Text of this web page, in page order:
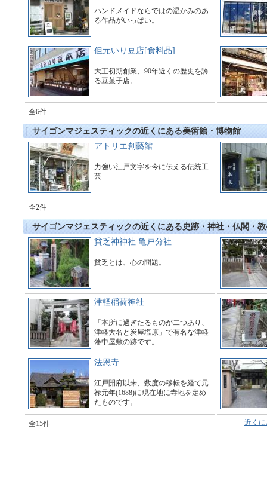
ハンドメイドならではの温かみのあ
る作品がいっぱい。
但元いり豆店[食料品]
大正初期創業、90年近くの歴史を誇
る豆菓子店。
全6件
サイゴンマジェスティックの近くにある美術館・博物館
アトリエ創藝館
力強い江戸文字を今に伝える伝統工
芸
全2件
サイゴンマジェスティックの近くにある史跡・神社・仏閣・教
貧乏神神社 亀戸分社
貧乏とは、心の問題。
津軽稲荷神社
「本所に過ぎたるものが二つあり、
津軽大名と炭屋塩原」で有名な津軽
藩中屋敷の跡です。
法恩寺
江戸開府以来、数度の移転を経て元
禄元年(1688)に現在地に寺地を定め
たものです。
全15件 近く